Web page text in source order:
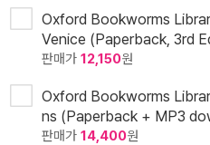
Oxford Bookworms
Venice (Paperback, 3rd
판매가 12,150원
Oxford Bookworms
ns (Paperback + MP3
판매가 14,400원